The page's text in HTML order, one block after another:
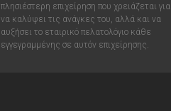
πλησιέστερη επιχείρηση που χρειάζεται για
να καλύψει τις ανάγκες του, αλλά και να
αυξήσει το εταιρικό πελατολόγιο κάθε
εγγεγραμμένης σε αυτόν επιχείρησης.